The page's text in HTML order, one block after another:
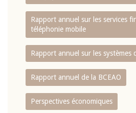
Rapport annuel sur les services
téléphonie mobile
Rapport annuel sur les systèmes
Rapport annuel de la BCEAO
Perspectives économiques